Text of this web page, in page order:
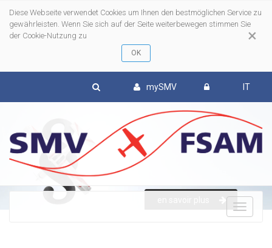
×
Diese Webseite verwendet Cookies um Ihnen den bestmöglichen Service zu
gewährleisten. Wenn Sie sich auf der Seite weiterbewegen stimmen Sie
der Cookie-Nutzung zu
mySMV IT